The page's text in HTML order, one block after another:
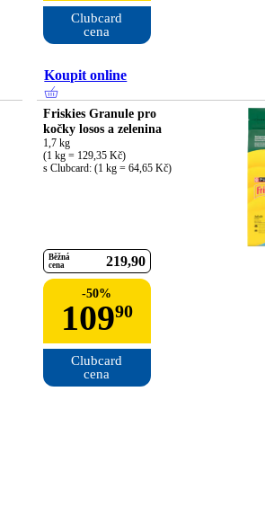
Clubcard
cena
Koupit online
Friskies Granule pro
kočky losos a zelenina
1,7 kg
(1 kg = 129,35 Kč)
s Clubcard: (1 kg = 64,65 Kč)
Běžná
cena
219 90
-50%
10990
Clubcard
cena